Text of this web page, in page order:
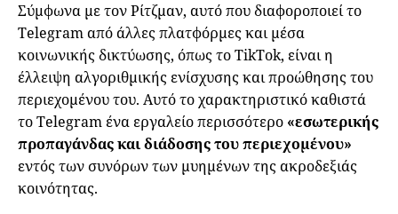
Σύμφωνα με τον Ρίτζμαν, αυτό που διαφοροποιεί το
Telegram από άλλες πλατφόρμες και μέσα
κοινωνικής δικτύωσης, όπως το TikTok, είναι η
έλλειψη αλγοριθμικής ενίσχυσης και προώθησης του
περιεχομένου του. Αυτό το χαρακτηριστικό καθιστά
το Telegram ένα εργαλείο περισσότερο «εσωτερικής
προπαγάνδας και διάδοσης του περιεχομένου»
εντός των συνόρων των μυημένων της ακροδεξιάς
κοινότητας.